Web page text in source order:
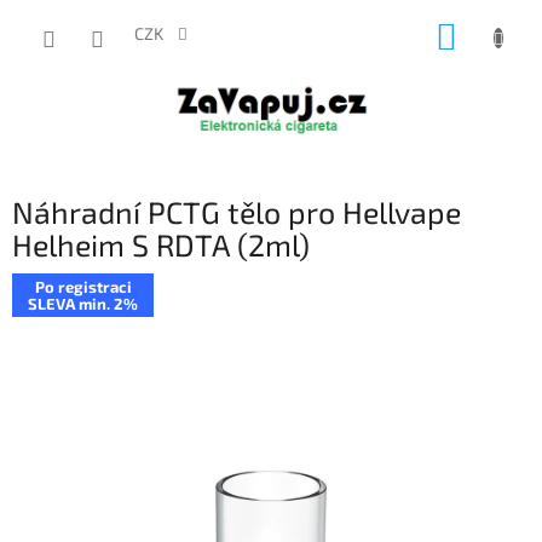
CZK
Náhradní PCTG tělo pro Hellvape
Helheim S RDTA (2ml)
Po registraci
SLEVA min. 2%